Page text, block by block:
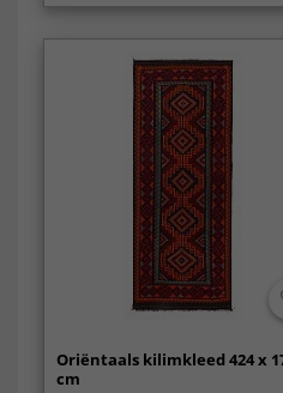
Oriëntaals kilimkleed 424 x
cm